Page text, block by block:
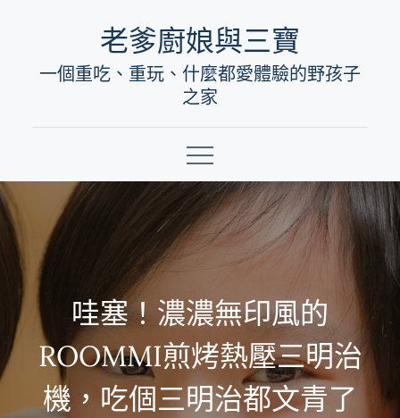
content
老爹廚娘與三寶
一個重吃、重玩、什麼都愛體驗的野孩子
之家
哇塞！濃濃無印風的
ROOMMI煎烤熱壓三明治
機，吃個三明治都文青了